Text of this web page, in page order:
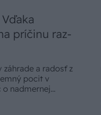
príčinu raz-
a radosť z
pocit v
o nadmernej
neblahé
iného priveľa